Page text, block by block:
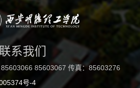
联系我们
85603067 传真：85603276
号-4